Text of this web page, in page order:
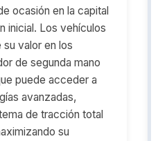
ocasión en la capital
inicial. Los vehículos
valor en los
de segunda mano
puede acceder a
avanzadas,
de tracción total
su